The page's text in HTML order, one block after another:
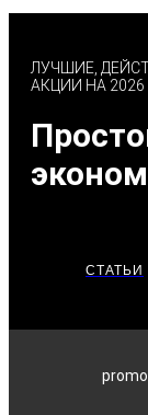
ЛУЧШИЕ,
АКЦИИ НА 2026
СТАТЬИ